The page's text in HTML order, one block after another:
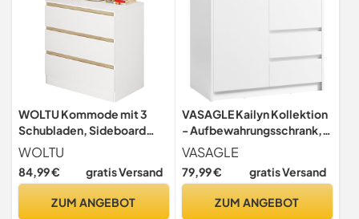
WOLTU Kommode mit 3
Schubladen, Sideboard
Kommodenschrank
WOLTU
84,99 € gratis Versand
ZUM ANGEBOT
VASAGLE Kailyn Kollektion
- Aufbewahrungsschrank,
Sideboard, Küchenschrank
mit Türen,
höhenverstellbare Ablage,
70 x 74,5 cm, Wohnzimmer,
VASAGLE
79,99 € gratis Versand
ZUM ANGEBOT